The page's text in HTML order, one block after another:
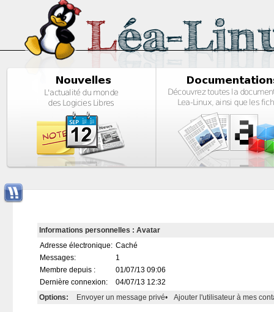
Informations personnelles : Avatar
Adresse électronique: Caché
Messages:
1
Membre depuis :
01/07/13 09:06
Dernière connexion:
04/07/13 12:32
Options:
Envoyer un message privé• Ajouter l'utilisateur à mes